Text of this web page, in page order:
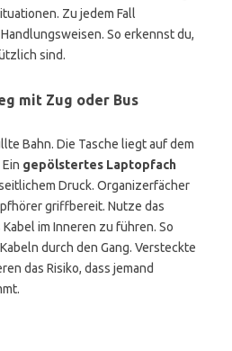
Zu jedem Fall
So erkennst du,
sind.
mit Zug oder Bus
Bahn. Die Tasche liegt auf dem
gepölstertes Laptopfach
Druck. Organizerfächer
griffbereit. Nutze das
im Inneren zu führen. So
durch den Gang. Versteckte
das Risiko, dass jemand